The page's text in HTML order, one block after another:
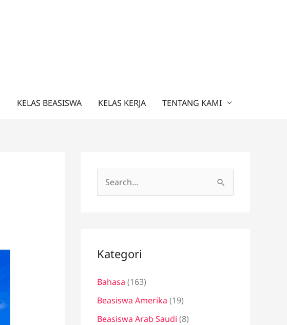
KELAS BEASISWA KELAS KERJA TENTANG KAMI
u
t
u
k
Kategori
Bahasa (163)
Beasiswa Amerika (19)
Beasiswa Arab Saudi (8)